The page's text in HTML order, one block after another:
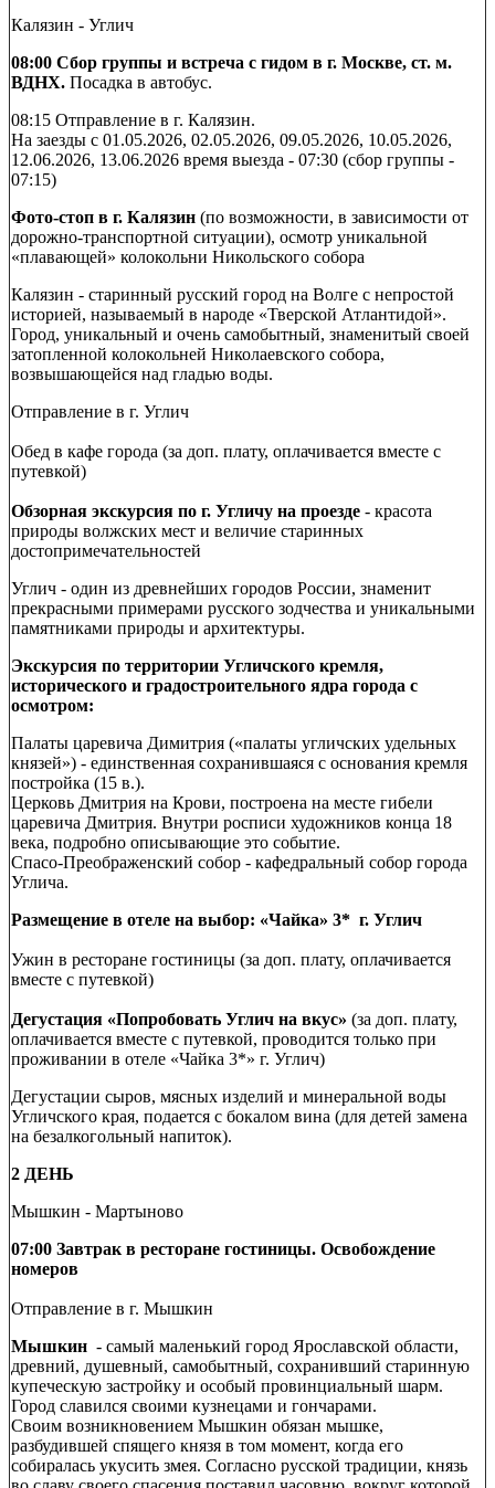
Калязин - Углич
08:00 Сбор группы и встреча с гидом в г. Москве, ст. м.
ВДНХ. Посадка в автобус.
08:15 Отправление в г. Калязин.
На заезды с 01.05.2026, 02.05.2026, 09.05.2026, 10.05.2026,
12.06.2026, 13.06.2026 время выезда - 07:30 (сбор группы -
07:15)
Фото-стоп в г. Калязин (по возможности, в зависимости от
дорожно-транспортной ситуации), осмотр уникальной
«плавающей» колокольни Никольского собора
Калязин - старинный русский город на Волге с непростой
историей, называемый в народе «Тверской Атлантидой».
Город, уникальный и очень самобытный, знаменитый своей
затопленной колокольней Николаевского собора,
возвышающейся над гладью воды.
Отправление в г. Углич
Обед в кафе города (за доп. плату, оплачивается вместе с
путевкой)
Обзорная экскурсия по г. Угличу на проезде - красота
природы волжских мест и величие старинных
достопримечательностей
Углич - один из древнейших городов России, знаменит
прекрасными примерами русского зодчества и уникальными
памятниками природы и архитектуры.
Экскурсия по территории Угличского кремля,
исторического и градостроительного ядра города с
осмотром:
Палаты царевича Димитрия («палаты угличских удельных
князей») - единственная сохранившаяся с основания кремля
постройка (15 в.).
Церковь Дмитрия на Крови, построена на месте гибели
царевича Дмитрия. Внутри росписи художников конца 18
века, подробно описывающие это событие.
Спасо-Преображенский собор - кафедральный собор города
Углича.
Размещение в отеле на выбор: «Чайка» 3* г. Углич
Ужин в ресторане гостиницы (за доп. плату, оплачивается
вместе с путевкой)
Дегустация «Попробовать Углич на вкус» (за доп. плату,
оплачивается вместе с путевкой, проводится только при
проживании в отеле «Чайка 3*» г. Углич)
Дегустации сыров, мясных изделий и минеральной воды
Угличского края, подается с бокалом вина (для детей замена
на безалкогольный напиток).
2 ДЕНЬ
Мышкин - Мартыново
07:00 Завтрак в ресторане гостиницы. Освобождение
номеров
Отправление в г. Мышкин
Мышкин - самый маленький город Ярославской области,
древний, душевный, самобытный, сохранивший старинную
купеческую застройку и особый провинциальный шарм.
Город славился своими кузнецами и гончарами.
Своим возникновением Мышкин обязан мышке,
разбудившей спящего князя в том момент, когда его
собиралась укусить змея. Согласно русской традиции, князь